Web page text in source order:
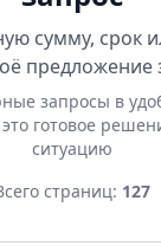
сумму, срок
предложение
запросы в
готовое
ситуацию
страниц: 127